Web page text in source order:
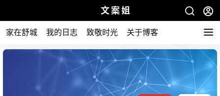
文案姐
家在舒城 我的日志 致敬时光 关于博客